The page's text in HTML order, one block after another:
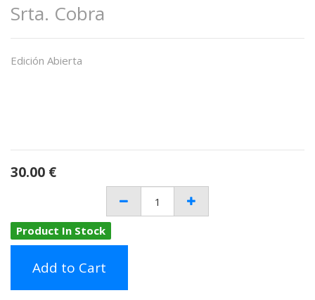
Srta. Cobra
Edición Abierta
30.00 €
Product In Stock
Add to Cart